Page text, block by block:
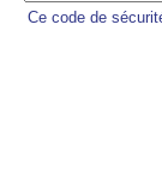
Ce code de